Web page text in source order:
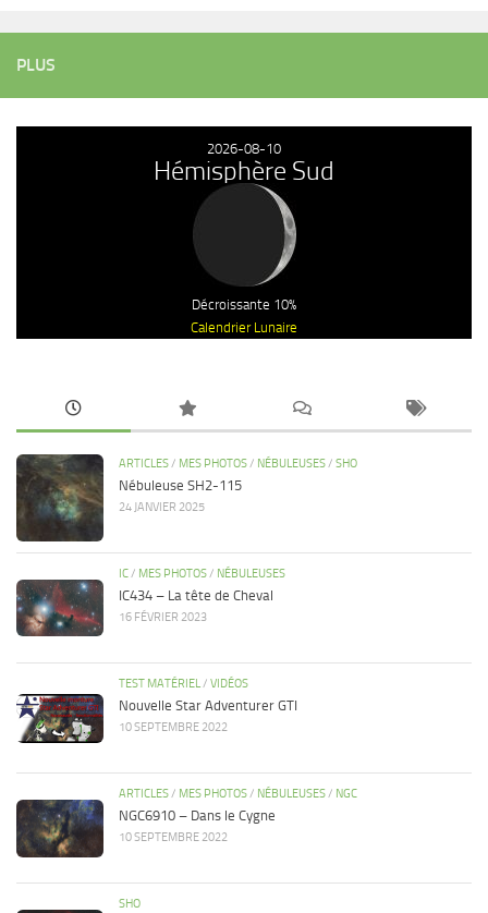
PLUS
2026-08-10
Hémisphère Sud
Décroissante 10%
Calendrier Lunaire
ARTICLES/ MES PHOTOS/ NÉBULEUSES/ SHO
Nébuleuse SH2-115
24 JANVIER 2025
IC/ MES PHOTOS/ NÉBULEUSES
IC434 – La tête de Cheval
16 FÉVRIER 2023
TEST MATÉRIEL/ VIDÉOS
Nouvelle Star Adventurer GTI
10 SEPTEMBRE 2022
ARTICLES/ MES PHOTOS/ NÉBULEUSES/ NGC
NGC6910 – Dans le Cygne
10 SEPTEMBRE 2022
SHO